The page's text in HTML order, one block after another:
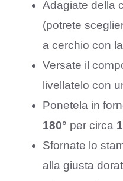
Adagiate della
(potrete
a cerchio con
Versate il
livellatelo con
Ponetela in
180° per circa
Sfornate lo
alla giusta